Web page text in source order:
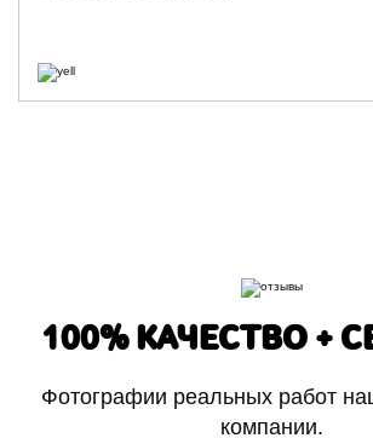
100% КАЧЕСТВО +
Фотографии реальных работ
компании.